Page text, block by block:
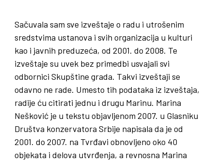
Sačuvala sam sve izveštaje o radu i utrošenim
sredstvima ustanova i svih organizacija u kulturi
kao i javnih preduzeća, od 2001. do 2008. Te
izveštaje su uvek bez primedbi usvajali svi
odbornici Skupštine grada. Takvi izveštaji se
odavno ne rade. Umesto tih podataka iz izveštaja,
radije ću citirati jednu i drugu Marinu. Marina
Nešković je u tekstu objavljenom 2007. u Glasniku
Društva konzervatora Srbije napisala da je od
2001. do 2007. na Tvrđavi obnovljeno oko 40
objekata i delova utvrđenja, a revnosna Marina